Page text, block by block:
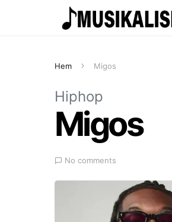
Hem Migos
Hiphop
Migos
No comments